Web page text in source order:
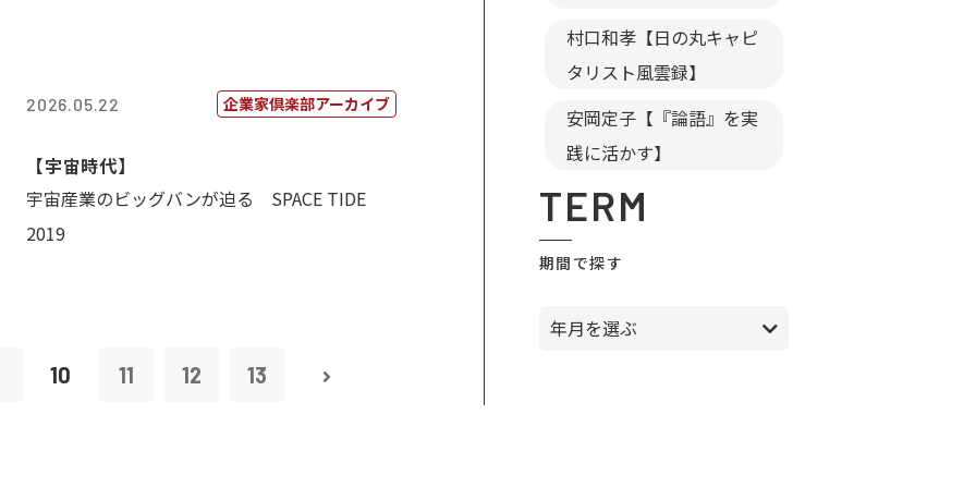
2026.05.22 企業家倶楽部アーカイブ
【宇宙時代】
宇宙産業のビッグバンが迫る SPACE TIDE
2019
10 11 12 13
村口和孝【日の丸キャピ
タリスト風雲録】
安岡定子【『論語』を実
践に活かす】
TERM
期間で探す
年月を選ぶ